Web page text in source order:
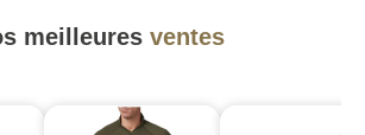
meilleures ventes